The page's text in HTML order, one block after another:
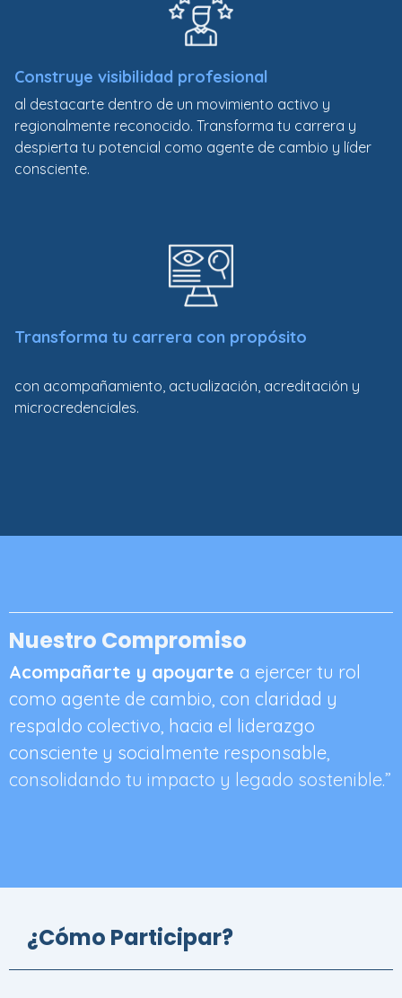
Construye visibilidad profesional
al destacarte dentro de un movimiento activo y
regionalmente reconocido. Transforma tu carrera y
despierta tu potencial como agente de cambio y líder
consciente.
Transforma tu carrera con propósito
con acompañamiento, actualización, acreditación y
microcredenciales.
Nuestro Compromiso
Acompañarte y apoyarte a ejercer tu rol
como agente de cambio, con claridad y
respaldo colectivo, hacia el liderazgo
consciente y socialmente responsable,
consolidando tu impacto y legado sostenible.”
¿Cómo Participar?